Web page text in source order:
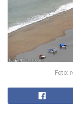
Foto: